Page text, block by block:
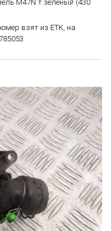
M47N т.зеленый (430
взят из ЕТК, на